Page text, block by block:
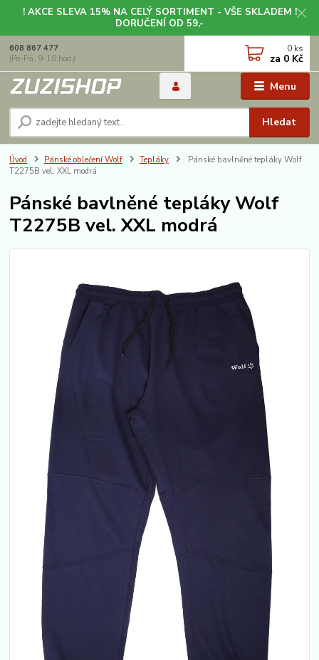
! AKCE SLEVA 15% NA CELÝ SORTIMENT - VŠE SKLADEM !
DORUČENÍ OD 59,-
Menu
Hledat
608 867 477
(Po-Pá, 9-18 hod.)
0 ks
za 0 Kč
Úvod Pánské oblečení Wolf Tepláky
Pánské bavlněné tepláky Wolf
T2275B vel. XXL modrá
Pánské bavlněné tepláky Wolf
T2275B vel. XXL modrá